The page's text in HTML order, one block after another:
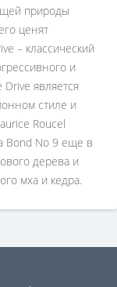
природы
ценят
– классический
и
является
стиле и
Roucel
Bond No 9 еще в
дерева и
мха и кедра.